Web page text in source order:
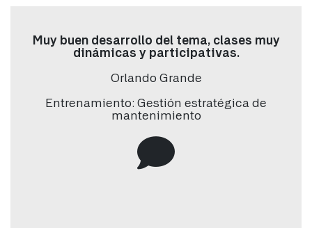
Muy buen desarrollo del tema, clases muy
dinámicas y participativas.
Orlando Grande
Entrenamiento: Gestión estratégica de
mantenimiento